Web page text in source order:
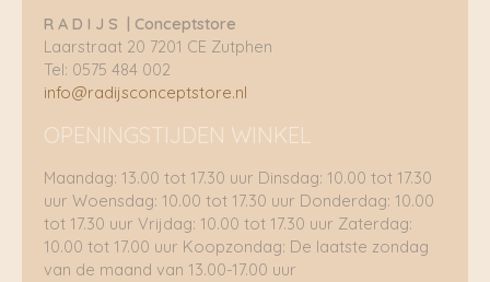
R A D I J S | Conceptstore
Laarstraat 20 7201 CE Zutphen
Tel: 0575 484 002
info@radijsconceptstore.nl
OPENINGSTIJDEN WINKEL
Maandag: 13.00 tot 17.30 uur Dinsdag: 10.00 tot 17.30
uur Woensdag: 10.00 tot 17.30 uur Donderdag: 10.00
tot 17.30 uur Vrijdag: 10.00 tot 17.30 uur Zaterdag:
10.00 tot 17.00 uur Koopzondag: De laatste zondag
van de maand van 13.00-17.00 uur